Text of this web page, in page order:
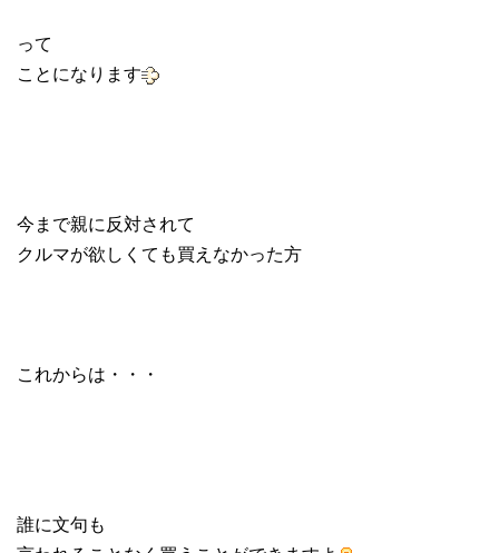
って
ことになります
今まで親に反対されて
クルマが欲しくても買えなかった方
これからは・・・
誰に文句も